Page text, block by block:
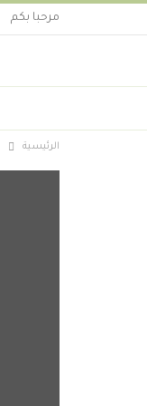
مرحبا بكم
الرئيسية